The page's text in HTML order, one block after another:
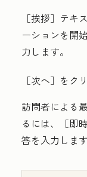
［挨拶］ テキ
ーションを開
力します。
［次へ］をク
訪問者による
るには、［即
答を入力します